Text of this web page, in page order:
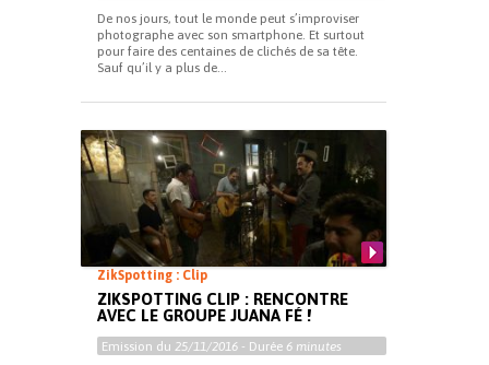
De nos jours, tout le monde peut s’improviser
photographe avec son smartphone. Et surtout
pour faire des centaines de clichés de sa tête.
Sauf qu’il y a plus de...
ZikSpotting : Clip
ZIKSPOTTING CLIP : RENCONTRE
AVEC LE GROUPE JUANA FÉ !
Emission du 25/11/2016 - Durée 6 minutes